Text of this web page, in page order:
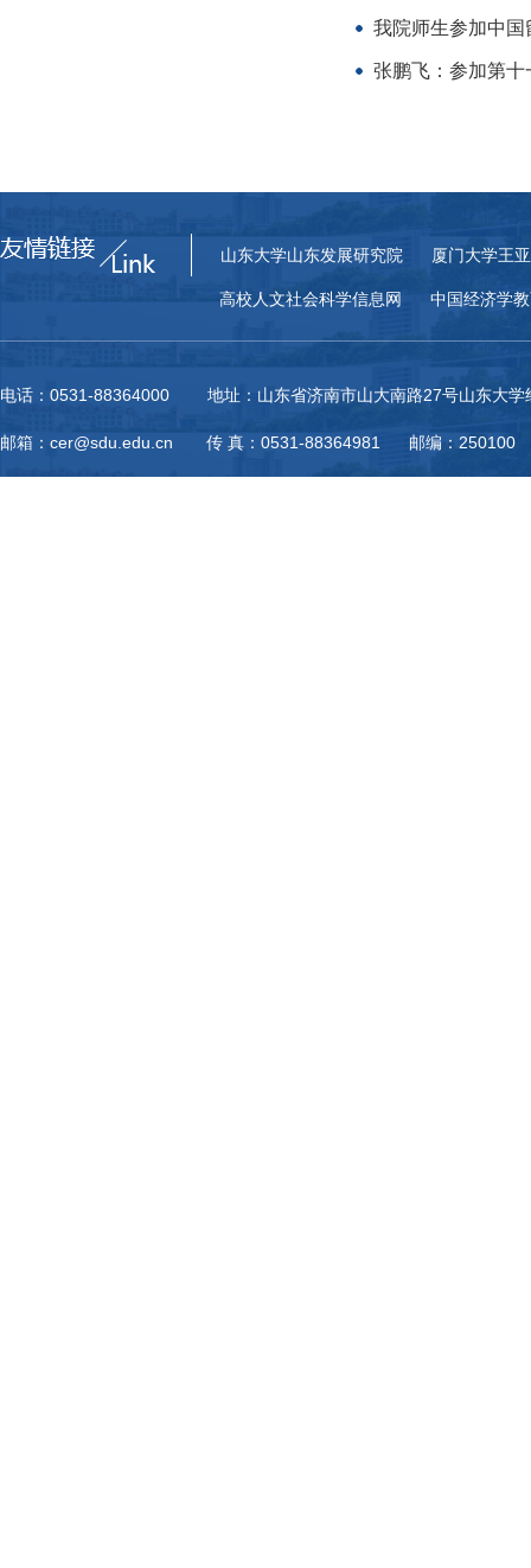
我院师生参加中国
张鹏飞：参加第
山东大学山东发展研究院 厦门大学王
高校人文社会科学信息网 中国经济学
电话：0531-88364000 地址：山东省济南市山大南路27号山东大学
邮箱：cer@sdu.edu.cn 传 真：0531-88364981 邮编：250100